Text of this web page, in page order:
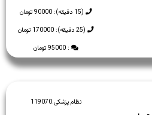
(15 دقیقه): 90000 تومان
(25 دقیقه): 170000 تومان
: 95000 تومان
نظام پزشکی:119070